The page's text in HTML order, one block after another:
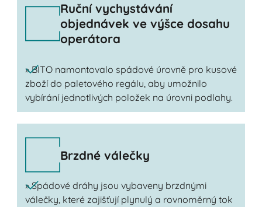
Ruční vychystávání
objednávek ve výšce dosahu
operátora
» BITO namontovalo spádové úrovně pro kusové
zboží do paletového regálu, aby umožnilo
vybírání jednotlivých položek na úrovni podlahy.
Brzdné válečky
» Spádové dráhy jsou vybaveny brzdnými
válečky, které zajišťují plynulý a rovnoměrný tok